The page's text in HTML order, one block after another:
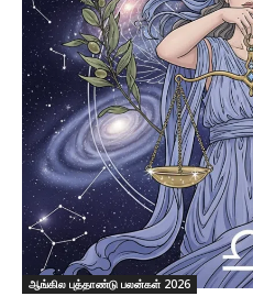
ஆங்கில புத்தாண்டு பலன்கள் 2026